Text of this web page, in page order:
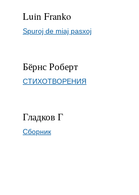
Luin Franko
Spuroj de miaj pasxoj
Бёрнс Роберт
СТИХОТВОРЕНИЯ
Гладков Г
Сборник